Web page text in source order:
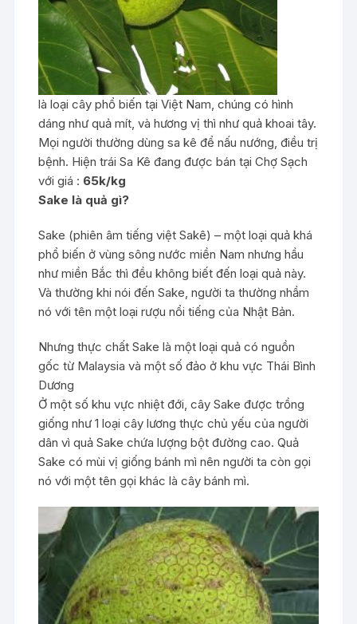
là loại cây phổ biến tại Việt Nam, chúng có hình
dáng như quả mít, và hương vị thì như quả khoai tây.
Mọi người thường dùng sa kê để nấu nướng, điều trị
bệnh. Hiện trái Sa Kê đang được bán tại Chợ Sạch
với giá : 65k/kg
Sake là quả gì?
Sake (phiên âm tiếng việt Sakê) – một loại quả khá
phổ biến ở vùng sông nước miền Nam nhưng hầu
như miền Bắc thì đều không biết đến loại quả này.
Và thường khi nói đến Sake, người ta thường nhầm
nó với tên một loại rượu nổi tiếng của Nhật Bản.
Nhưng thực chất Sake là một loại quả có nguồn
gốc từ Malaysia và một số đảo ở khu vực Thái Bình
Dương
Ở một số khu vực nhiệt đới, cây Sake được trồng
giống như 1 loại cây lương thực chủ yếu của người
dân vì quả Sake chứa lượng bột đường cao. Quả
Sake có mùi vị giống bánh mì nên người ta còn gọi
nó với một tên gọi khác là cây bánh mì.